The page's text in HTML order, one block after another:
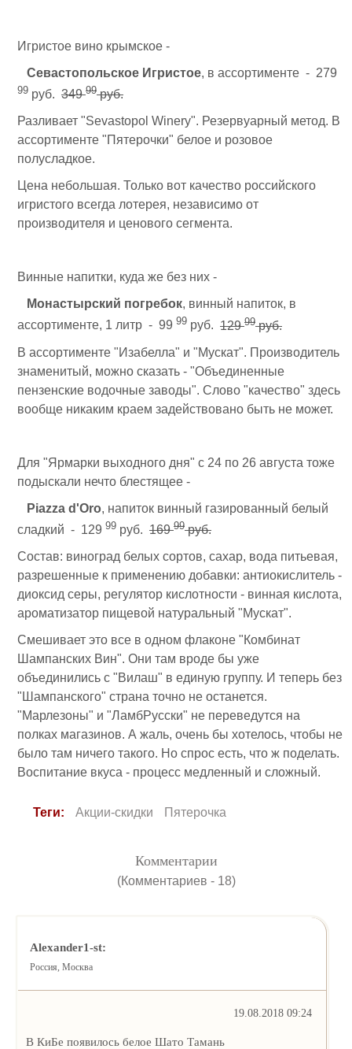
Игристое вино крымское -
Севастопольское Игристое, в ассортименте - 279
99 руб. 34999руб.
Разливает "Sevastopol Winery". Резервуарный метод. В
ассортименте "Пятерочки" белое и розовое
полусладкое.
Цена небольшая. Только вот качество российского
игристого всегда лотерея, независимо от
производителя и ценового сегмента.
Винные напитки, куда же без них -
Монастырский погребок, винный напиток, в
ассортименте, 1 литр - 99 99 руб. 12999руб.
В ассортименте "Изабелла" и "Мускат". Производитель
знаменитый, можно сказать - "Объединенные
пензенские водочные заводы". Слово "качество" здесь
вообще никаким краем задействовано быть не может.
Для "Ярмарки выходного дня" с 24 по 26 августа тоже
подыскали нечто блестящее -
Piazza d'Oro, напиток винный газированный белый
сладкий - 129 99 руб. 16999руб.
Состав: виноград белых сортов, сахар, вода питьевая,
разрешенные к применению добавки: антиокислитель -
диоксид серы, регулятор кислотности - винная кислота,
ароматизатор пищевой натуральный "Мускат".
Смешивает это все в одном флаконе "Комбинат
Шампанских Вин". Они там вроде бы уже
объединились с "Вилаш" в единую группу. И теперь без
"Шампанского" страна точно не останется.
"Марлезоны" и "ЛамбРусски" не переведутся на
полках магазинов. А жаль, очень бы хотелось, чтобы не
было там ничего такого. Но спрос есть, что ж поделать.
Воспитание вкуса - процесс медленный и сложный.
Теги: Акции-скидки Пятерочка
Комментарии
(Комментариев - 18)
Alexander1-st:
Россия, Москва
19.08.2018 09:24
В КиБе появилось белое Шато Тамань